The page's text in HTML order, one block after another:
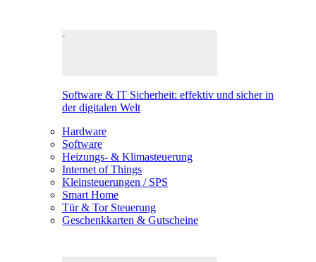
Software & IT Sicherheit: effektiv und sicher in
der digitalen Welt
Hardware
Software
Heizungs- & Klimasteuerung
Internet of Things
Kleinsteuerungen / SPS
Smart Home
Tür & Tor Steuerung
Geschenkkarten & Gutscheine